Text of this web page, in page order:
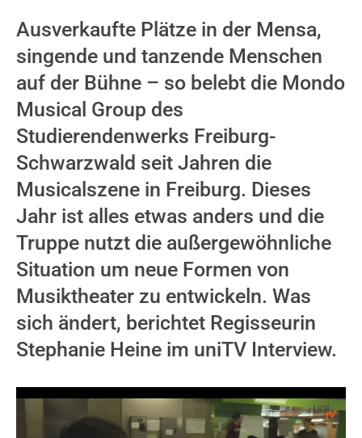
Ausverkaufte Plätze in der Mensa,
singende und tanzende Menschen
auf der Bühne – so belebt die Mondo
Musical Group des
Studierendenwerks Freiburg-
Schwarzwald seit Jahren die
Musicalszene in Freiburg. Dieses
Jahr ist alles etwas anders und die
Truppe nutzt die außergewöhnliche
Situation um neue Formen von
Musiktheater zu entwickeln. Was
sich ändert, berichtet Regisseurin
Stephanie Heine im uniTV Interview.
Video-Player überspringen